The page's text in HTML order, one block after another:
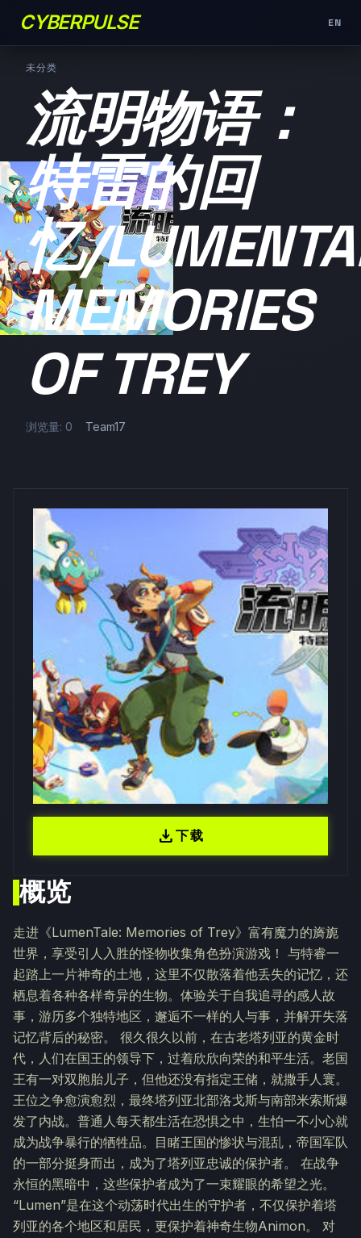
CYBERPULSE EN
未分类
流明物语：
特雷的回
忆/
MEMORIES
OF TREY
浏览量: 0 Team17
概览
走进《LumenTale: Memories of Trey》富有魔力的旖旎
世界，享受引人入胜的怪物收集角色扮演游戏！ 与特睿一
起踏上一片神奇的土地，这里不仅散落着他丢失的记忆，还
栖息着各种各样奇异的生物。体验关于自我追寻的感人故
事，游历多个独特地区，邂逅不一样的人与事，并解开失落
记忆背后的秘密。 很久很久以前，在古老塔列亚的黄金时
代，人们在国王的领导下，过着欣欣向荣的和平生活。老国
王有一对双胞胎儿子，但他还没有指定王储，就撒手人寰。
王位之争愈演愈烈，最终塔列亚北部洛戈斯与南部米索斯爆
发了内战。普通人每天都生活在恐惧之中，生怕一不小心就
成为战争暴行的牺牲品。目睹王国的惨状与混乱，帝国军队
的一部分挺身而出，成为了塔列亚忠诚的保护者。 在战争
永恒的黑暗中，这些保护者成为了一束耀眼的希望之光。
“Lumen”是在这个动荡时代出生的守护者，不仅保护着塔
列亚的各个地区和居民，更保护着神奇生物Animon。 对
download下载